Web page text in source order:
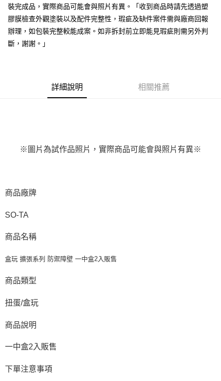
相關說明
【大哥付你分期使用說明】
1.本服務由台灣大哥大提供，台灣大哥大用戶可立即使用無須另外申請。
2.付款方式選擇「大哥付你分期」，訂單成立後會自動跳轉到大哥付的交易
流程，驗證手機門號後，選擇欲分期的期數、繳款截止日，確認付款後即完
法說明評估內容。
【繳款方式說明】
【注意事項】
2.基於同意付款使用「大哥付你分期」之契約關係目的，商店將以您的個人
資料（包含姓名、電話或地址）提供予台灣大哥大進項蒐集、處理及利用，
3.完整用戶服務條款，請詳閱以下連結：
ATM付款
預購-付款後全家取貨(舊)
預購-宅配(舊)
每筆NT$160，滿NT$3,000(含以上)免運費
東海門市自取，需自備購物袋取貨唷。
裝完成品，實際商品可能會與照片有異。「收到商品時請先透過塑
膠膜檢查外觀塗裝以及配件完整性，瑕疵及缺件案件需與廠商回報
辦理，如包裝完整較能成案。如非拆封前立即能見瑕疵則需另外判
斷，謝謝。」
詳細說明 相關推薦
※圖片為試作品照片，實際商品可能會與照片有異※
商品廠牌
SO-TA
商品名稱
盒玩 擴張系列 防禦障壁 一中盒2入販售
商品類型
扭蛋/盒玩
商品說明
一中盒2入販售
下單注意事項